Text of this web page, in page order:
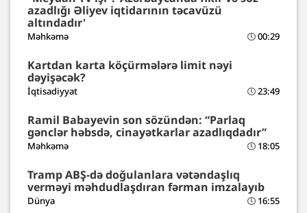
azadlığı Əliyev iqtidarının təcavüzü
altındadır'
Məhkəmə 00:29
Kartdan karta köçürmələrə limit nəyi
dəyişəcək?
İqtisadiyyat 23:49
Ramil Babayevin son sözündən: “Parlaq
gənclər həbsdə, cinayətkarlar azadlıqdadır”
Məhkəmə 18:05
Tramp ABŞ-də doğulanlara vətəndaşlıq
verməyi məhdudlaşdıran fərman imzalayıb
Dünya 16:55